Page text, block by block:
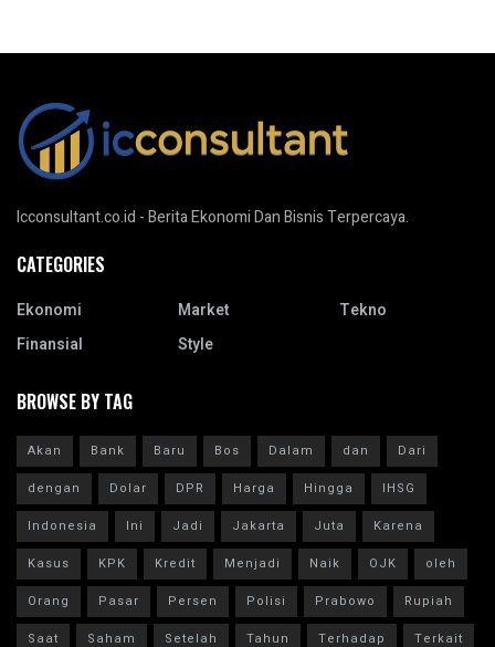
Icconsultant.co.id - Berita Ekonomi Dan Bisnis Terpercaya.
CATEGORIES
Ekonomi
Finansial
Market
Style
Tekno
BROWSE BY TAG
Akan Bank Baru Bos Dalam dan
Dari
dengan
Dolar DPR Harga Hingga
IHSG
Indonesia
Ini Jadi Jakarta Juta
Karena
Kasus
KPK Kredit Menjadi Naik OJK
oleh
Orang
Pasar Persen Polisi Prabowo
Rupiah
Saat
Saham Setelah Tahun Terhadap Terkait